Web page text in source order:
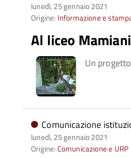
lunedì, 25 gennaio 2021
Origine: Informazione e
Al liceo
Un
Comunicazione
lunedì, 25 gennaio 2021
Origine: Comunicazione e URP